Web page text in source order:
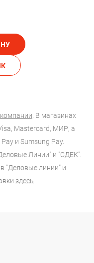
. В магазинах
Mastercard, МИР, а
и Sumsung Pay.
Линии" и "СДЕК".
"Деловые линии" и
здесь